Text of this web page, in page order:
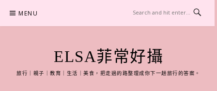
content
MENU
ELSA菲常好攝
旅行｜親子｜教育｜生活｜美食，把走過的路整理成你下一趟旅行的答案。